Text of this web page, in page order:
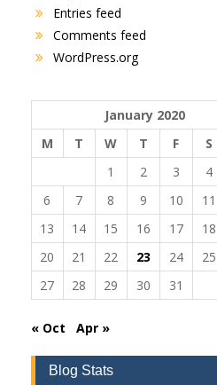
Entries feed
Comments feed
WordPress.org
January 2020
M
T W T F S
1
2 3 4
6
7 8 9 10 11
13
14 15 16 17 18
20
21 22 23 24 25
27
28 29 30 31
« Oct Apr »
Blog Stats